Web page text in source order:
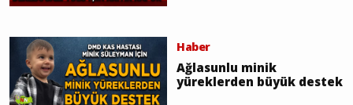
Haber
Ağlasunlu minik
yüreklerden büyük destek